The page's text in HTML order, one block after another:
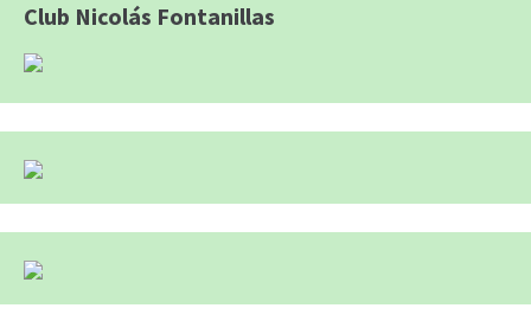
Club Nicolás Fontanillas